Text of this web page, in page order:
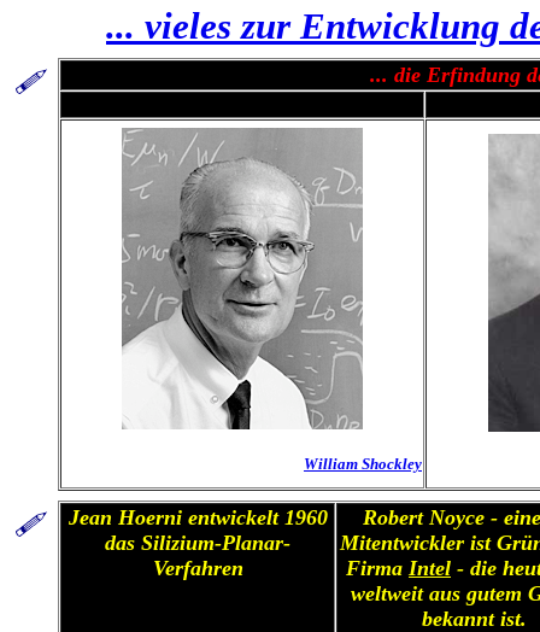
... vieles zur Entwicklung
... die Erfindung
William Shockley
Jean Hoerni entwickelt 1960
das Silizium-Planar-
Verfahren
Robert Noyce -
Mitentwickler ist
Firma Intel - die
weltweit aus gutem
bekannt ist.